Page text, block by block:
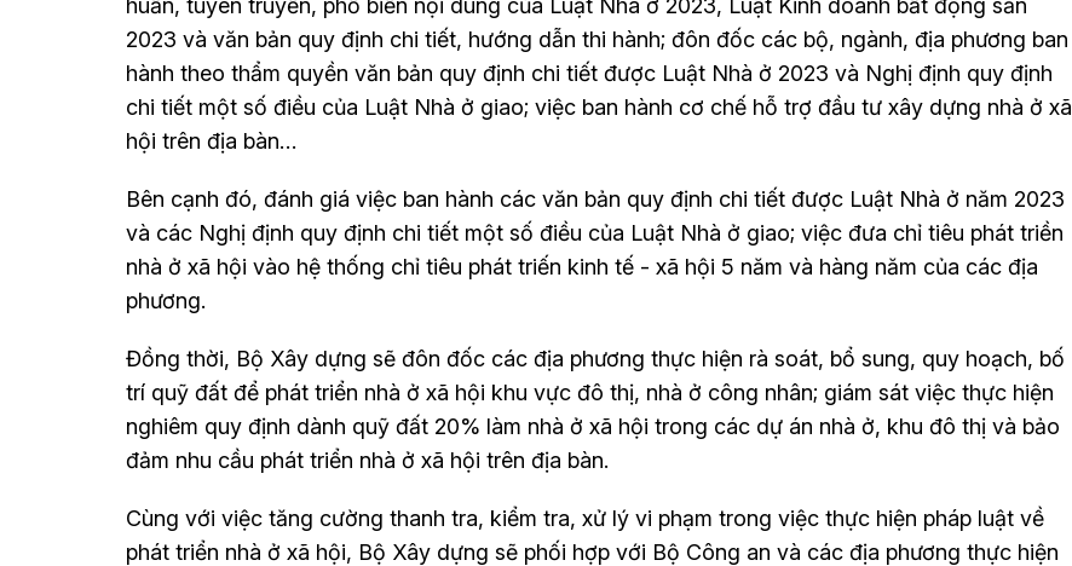
huấn, tuyên truyền, phổ biến nội dung của Luật Nhà ở 2023, Luật Kinh doanh bất động sản
2023 và văn bản quy định chi tiết, hướng dẫn thi hành; đôn đốc các bộ, ngành, địa phương ban
hành theo thẩm quyền văn bản quy định chi tiết được Luật Nhà ở 2023 và Nghị định quy định
chi tiết một số điều của Luật Nhà ở giao; việc ban hành cơ chế hỗ trợ đầu tư xây dựng nhà ở xã
hội trên địa bàn…
Bên cạnh đó, đánh giá việc ban hành các văn bản quy định chi tiết được Luật Nhà ở năm 2023
và các Nghị định quy định chi tiết một số điều của Luật Nhà ở giao; việc đưa chỉ tiêu phát triền
nhà ở xã hội vào hệ thống chỉ tiêu phát triến kinh tế - xã hội 5 năm và hàng năm của các địa
phương.
Đồng thời, Bộ Xây dựng sẽ đôn đốc các địa phương thực hiện rà soát, bổ sung, quy hoạch, bố
trí quỹ đất để phát triển nhà ở xã hội khu vực đô thị, nhà ở công nhân; giám sát việc thực hiện
nghiêm quy định dành quỹ đất 20% làm nhà ở xã hội trong các dự án nhà ở, khu đô thị và bảo
đảm nhu cầu phát triển nhà ở xã hội trên địa bàn.
Cùng với việc tăng cường thanh tra, kiểm tra, xử lý vi phạm trong việc thực hiện pháp luật về
phát triển nhà ở xã hội, Bộ Xây dựng sẽ phối hợp với Bộ Công an và các địa phương thực hiện